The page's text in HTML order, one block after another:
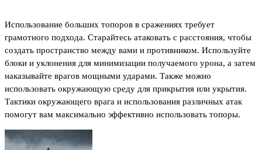
Использование больших топоров в сражениях требует
грамотного подхода. Старайтесь атаковать с расстояния, чтобы
создать пространство между вами и противником. Используйте
блоки и уклонения для минимизации получаемого урона, а затем
наказывайте врагов мощными ударами. Также можно
использовать окружающую среду для прикрытия или укрытия.
Тактики окружающего врага и использования различных атак
помогут вам максимально эффективно использовать топоры.